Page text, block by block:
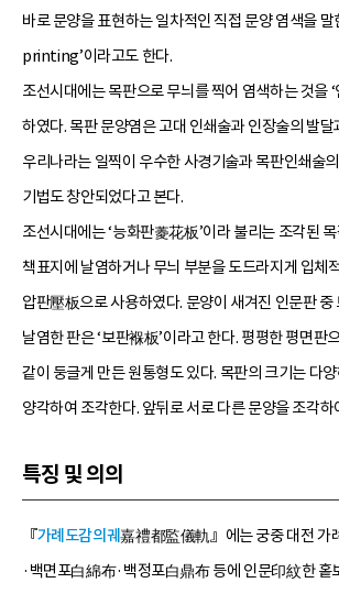
바로 문양을 표현하는 일차적인 직접 문양 염색을
printing’이라고도 한다.
조선시대에는 목판으로 무늬를 찍어 염색하는 것을
하였다. 목판 문양염은 고대 인쇄술과 인장술의 발
우리나라는 일찍이 우수한 사경기술과 목판인쇄술
기법도 창안되었다고 본다.
조선시대에는 ‘능화판菱花板’이라 불리는 조각된
책표지에 날염하거나 무늬 부분을 도드라지게 입체
압판壓板으로 사용하였다. 문양이 새겨진 인문판 중
날염한 판은 ‘보판褓板’이라고 한다. 평평한 평면판
같이 둥글게 만든 원통형도 있다. 목판의 크기는 다
양각하여 조각한다. 앞뒤로 서로 다른 문양을 조각하
특징 및 의의
『가례도감의궤嘉禮都監儀軌』에는 궁중 대전 가
·백면포白綿布·백정포白鼎布 등에 인문印紋한 홑